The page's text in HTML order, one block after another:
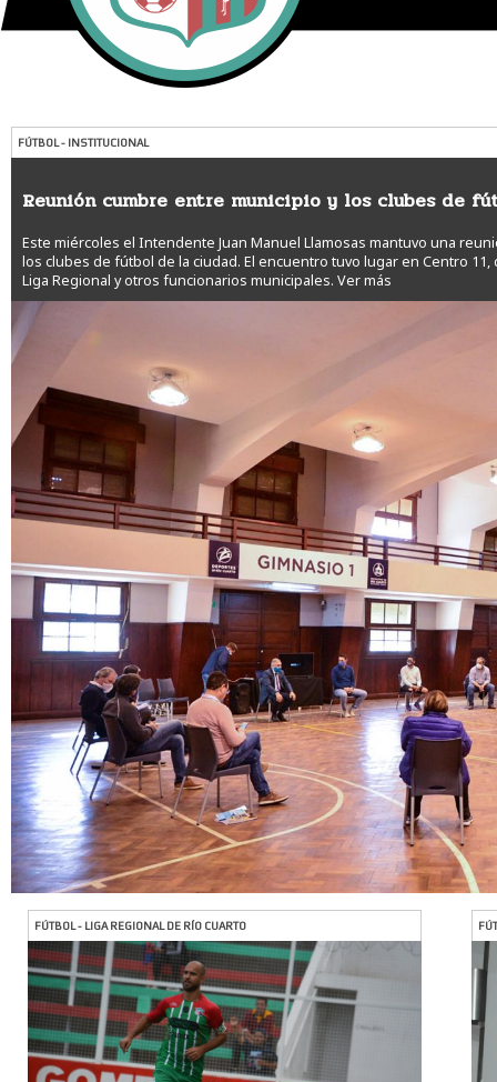
FÚTBOL - INSTITUCIONAL
Reunión cumbre entre municipio y los clubes de
Este miércoles el Intendente Juan Manuel Llamosas mantuvo una
los clubes de fútbol de la ciudad. El encuentro tuvo lugar en Centro
Liga Regional y otros funcionarios municipales. Ver más
FÚTBOL - LIGA REGIONAL DE RÍO CUARTO